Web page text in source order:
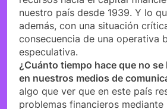
nuestro país desde 1939. Y lo
además, con una situación
consecuencia de una operativa
especulativa.
¿Cuánto tiempo hace que no se
en nuestros medios de
algo que ver que en este país
problemas financieros mediante